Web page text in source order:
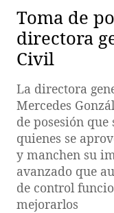
Toma de
directora
Civil
La directora
Mercedes
de posesión
quienes se
y manchen su
avanzado que
de control
mejorarlos